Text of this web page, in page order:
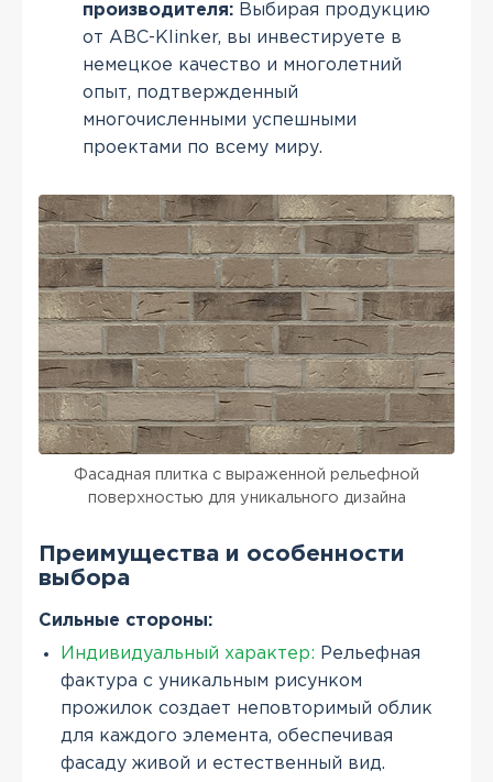
производителя: Выбирая продукцию
от ABC-Klinker, вы инвестируете в
немецкое качество и многолетний
опыт, подтвержденный
многочисленными успешными
проектами по всему миру.
Фасадная плитка с выраженной рельефной
поверхностью для уникального дизайна
Преимущества и особенности
выбора
Сильные стороны:
Индивидуальный характер: Рельефная
фактура с уникальным рисунком
прожилок создает неповторимый облик
для каждого элемента, обеспечивая
фасаду живой и естественный вид.